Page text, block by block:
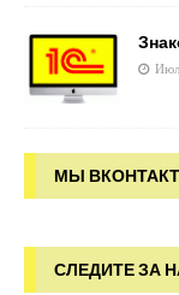
МЫ
СЛЕДИТЕ ЗА